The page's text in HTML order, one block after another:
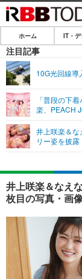
ホーム
IT・デジタル
ネタ
ショッピ
SPEED TEST
エンタメ
エンタメ
音楽
ショッピ
ライフ
ライフ
ペット
その他
リリース一覧
プッシュ通知の停
ホーム IT・
注目記事
10G光回線導
「普段の下
楽、PEACH
井上咲楽＆な
リー姿を披露
井上咲楽＆なえ
枚目の写真・画